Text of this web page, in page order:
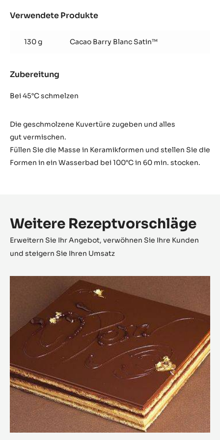
Verwendete Produkte
Brûlée
130 g Cacao Barry Blanc Satin™
Zubereitung
Brûlée
Bei 45°C schmelzen
Die geschmolzene Kuvertüre zugeben und alles
gut vermischen.
Füllen Sie die Masse in Keramikformen und stellen Sie die
Formen in ein Wasserbad bei 100°C in 60 min. stocken.
Weitere Rezeptvorschläge
Erweitern Sie Ihr Angebot, verwöhnen Sie Ihre Kunden
und steigern Sie Ihren Umsatz